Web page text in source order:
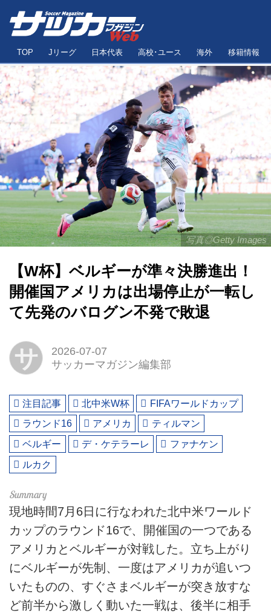
TOP Jリーグ 日本代表 高校･ユース 海外 移籍情報
写真◎Getty Images
【W杯】ベルギーが準々決勝進出！
開催国アメリカは出場停止が一転し
て先発のバログン不発で敗退
サ
2026-07-07
サッカーマガジン編集部
注目記事 北中米W杯
FIFAワールドカップ
ラウンド16
アメリカ
ティルマン
ベルギー
デ・ケテラーレ
ファナケン
ルカク
現地時間7月6日に行なわれた北中米ワールド
カップのラウンド16で、開催国の一つである
アメリカとベルギーが対戦した。立ち上がり
にベルギーが先制、一度はアメリカが追いつ
いたものの、すぐさまベルギーが突き放すな
ど前半から激しく動いた一戦は、後半に相手